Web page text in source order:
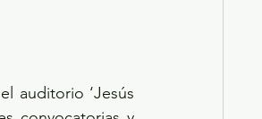
auditorio ‘Jesús